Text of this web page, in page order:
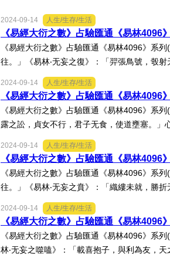
2024-09-14 人生/生存/生活
《易經大衍之數》占驗匯通《易林4096
《易經大衍之數》占驗匯通《易林4096》系
往。」《易林‧无妄之復》：「羿張鳥號，彀
2024-09-14 人生/生存/生活
《易經大衍之數》占驗匯通《易林4096
《易經大衍之數》占驗匯通《易林4096》系
露之訟，貞女不行，君子无食，使道壅塞。」
2024-09-14 人生/生存/生活
《易經大衍之數》占驗匯通《易林4096
《易經大衍之數》占驗匯通《易林4096》系
往。」《易林‧无妄之賁》：「織縷未就，勝
2024-09-14 人生/生存/生活
《易經大衍之數》占驗匯通《易林4096
《易經大衍之數》占驗匯通《易林4096》系
林‧无妄之噬嗑》：「載喜抱子，與利為友，